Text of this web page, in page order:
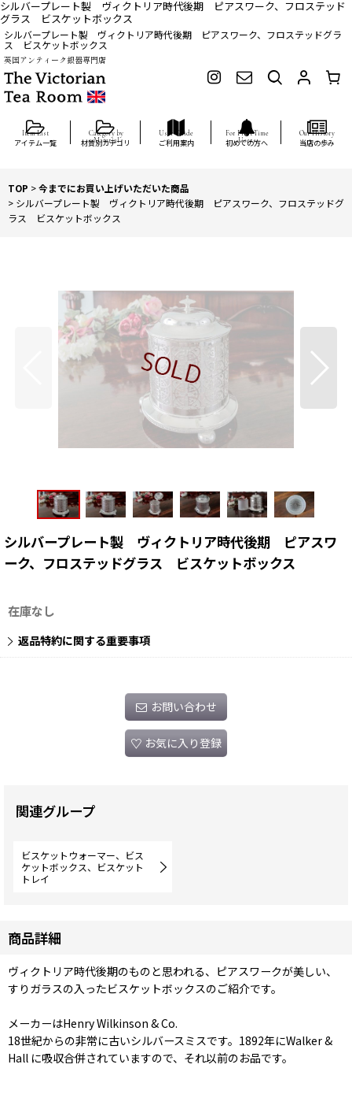
シルバープレート製 ヴィクトリア時代後期 ピアスワーク、フロステッド
グラス ビスケットボックス
シルバープレート製 ヴィクトリア時代後期 ピアスワーク、フロステッドグラ
ス ビスケットボックス
英国アンティーク銀器専門店
アイテム一覧 材質別カテゴリ ご利用案内 初めての方へ 当店の歩み
TOP >今までにお買い上げいただいた商品
> シルバープレート製 ヴィクトリア時代後期 ピアスワーク、フロステッドグ
ラス ビスケットボックス
シルバープレート製 ヴィクトリア時代後期 ピアスワ
ーク、フロステッドグラス ビスケットボックス
在庫なし
返品特約に関する重要事項
お問い合わせ
お気に入り登録
関連グループ
ビスケットウォーマー、ビス
ケットボックス、ビスケット
トレイ
商品詳細
ヴィクトリア時代後期のものと思われる、ピアスワークが美しい、
すりガラスの入ったビスケットボックスのご紹介です。
メーカーはHenry Wilkinson & Co.
18世紀からの非常に古いシルバースミスです。1892年にWalker &
Hall に吸収合併されていますので、それ以前のお品です。